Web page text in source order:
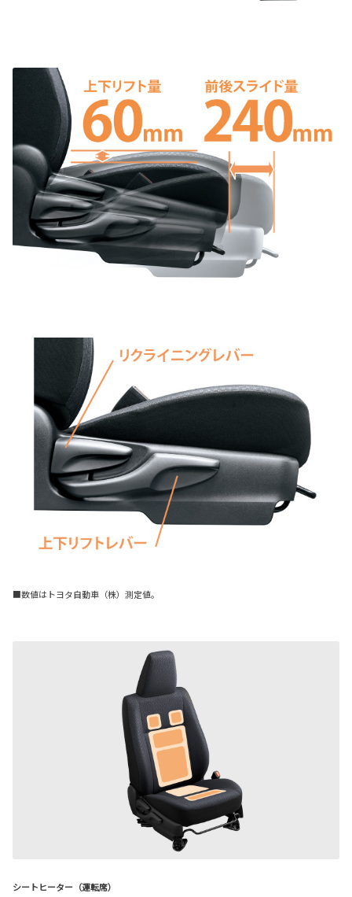
■数値はトヨタ自動車（株）測定値。
シートヒーター（運転席）